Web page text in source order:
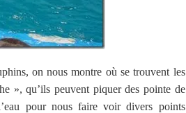
on nous montre où se trouvent les
», qu’ils peuvent piquer des pointe de
pour nous faire voir divers points